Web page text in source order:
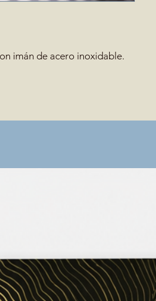
imán de acero inoxidable.